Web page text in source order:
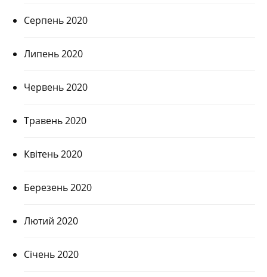
Серпень 2020
Липень 2020
Червень 2020
Травень 2020
Квітень 2020
Березень 2020
Лютий 2020
Січень 2020